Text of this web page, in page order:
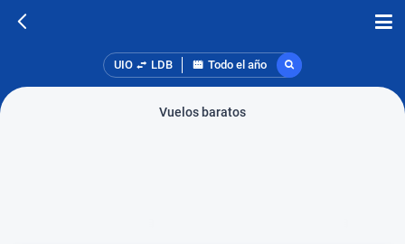
UIO LDB Todo el año
Vuelos baratos